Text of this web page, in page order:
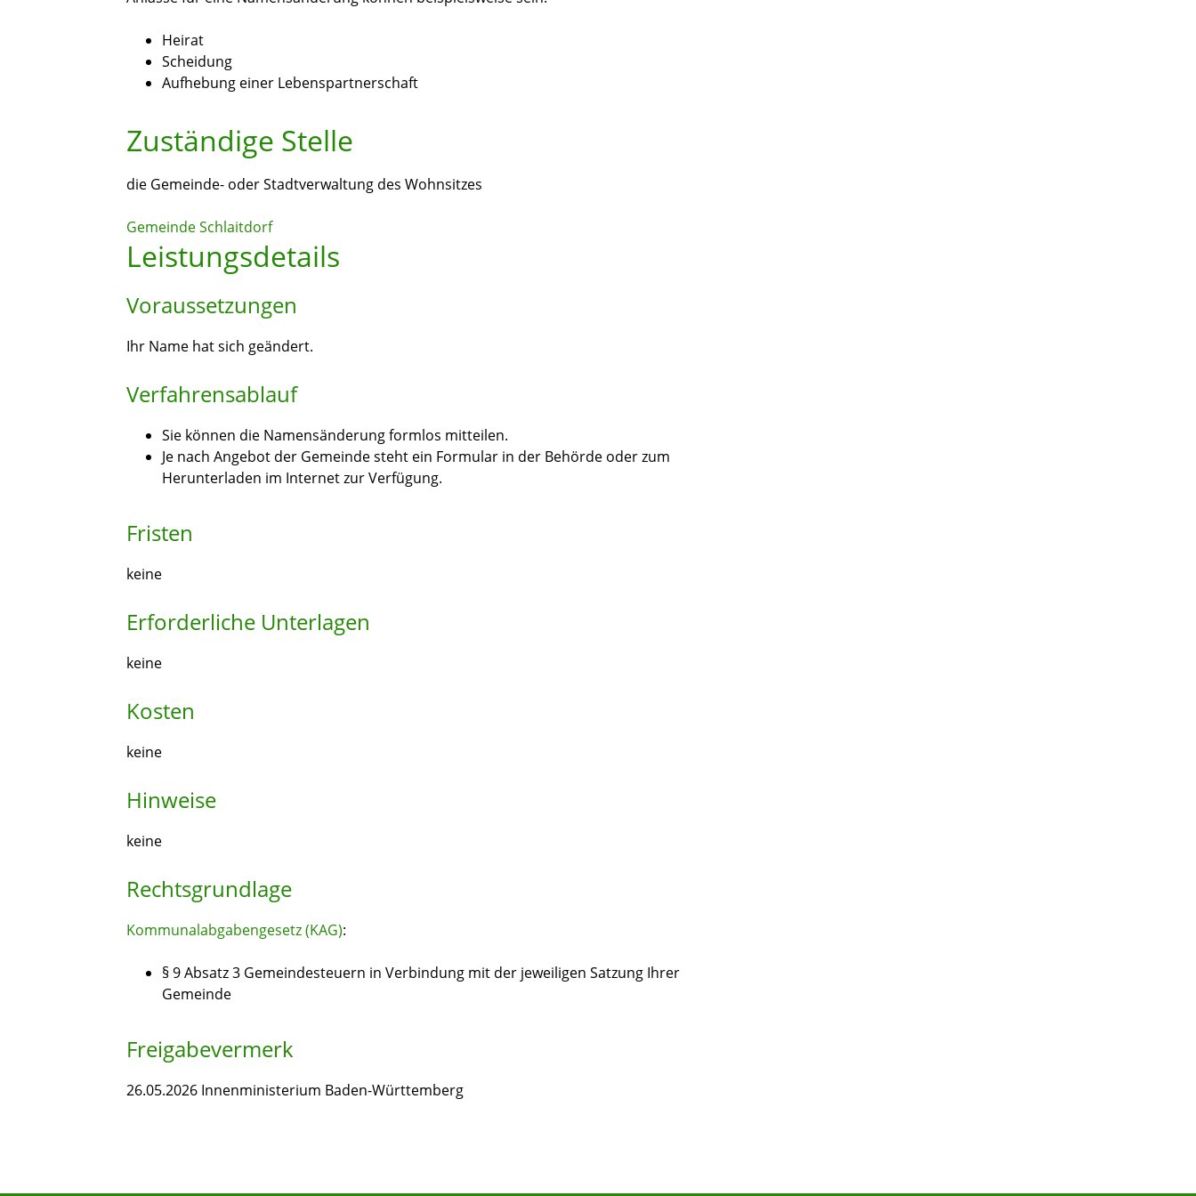
Heirat
Scheidung
Aufhebung einer Lebenspartnerschaft
Zuständige Stelle
die Gemeinde- oder Stadtverwaltung des Wohnsitzes
Gemeinde Schlaitdorf
Leistungsdetails
Voraussetzungen
Ihr Name hat sich geändert.
Verfahrensablauf
Sie können die Namensänderung formlos mitteilen.
Je nach Angebot der Gemeinde steht ein Formular in der Behörde oder zum
Herunterladen im Internet zur Verfügung.
Fristen
keine
Erforderliche Unterlagen
keine
Kosten
keine
Hinweise
keine
Rechtsgrundlage
Kommunalabgabengesetz (KAG):
§ 9 Absatz 3 Gemeindesteuern in Verbindung mit der jeweiligen Satzung Ihrer
Gemeinde
Freigabevermerk
26.05.2026 Innenministerium Baden-Württemberg